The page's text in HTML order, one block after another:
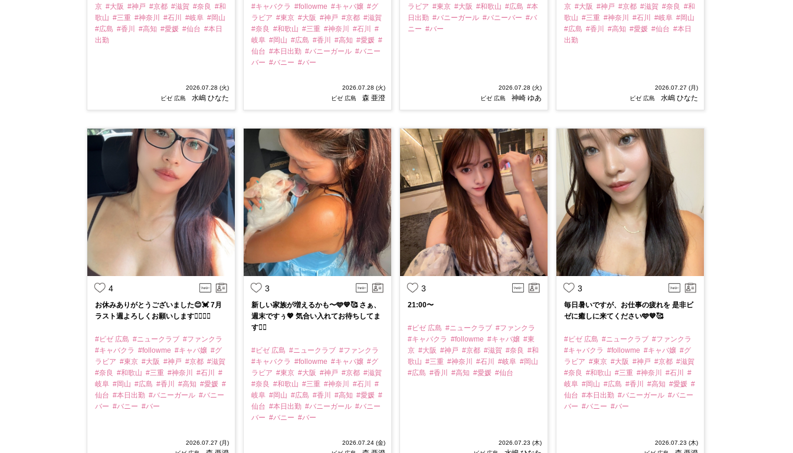
京 #大阪 #神戸 #京都 #滋賀 #奈良 #和
歌山 #三重 #神奈川 #石川 #岐阜 #岡山
#広島 #香川 #高知 #愛媛 #仙台 #本日
出勤
2026.07.28 (火)
ビゼ 広島
水嶋 ひなた
#キャバクラ #followme #キャバ嬢 #グ
ラビア #東京 #大阪 #神戸 #京都 #滋賀
#奈良 #和歌山 #三重 #神奈川 #石川
#
岐阜 #岡山 #広島 #香川 #高知 #愛媛 #
仙台 #本日出勤 #バニーガール #バニー
バー #バニー #バー
2026.07.28 (火)
ビゼ 広島
森 亜澄
ラビア #東京 #大阪 #和歌山 #広島 #本
日出勤 #バニーガール #バニーバー #バ
ニー #バー
2026.07.28 (火)
ビゼ 広島
神崎 ゆあ
京 #大阪 #神戸 #京都 #滋賀 #奈良 #和
歌山 #三重 #神奈川 #石川 #岐阜 #岡山
#広島 #香川 #高知 #愛媛 #仙台 #本日
出勤
2026.07.27 (月)
ビゼ 広島
水嶋 ひなた
4
お休みありがとうございました😊💓 7月
ラスト週よろしくお願いします🙇‍♀️❤️‍🔥
#ビゼ 広島 #ニュークラブ #ファンクラ
#キャバクラ #followme #キャバ嬢 #グ
ラビア #東京 #大阪 #神戸 #京都 #滋賀
#奈良 #和歌山 #三重 #神奈川 #石川
#
岐阜 #岡山 #広島 #香川 #高知 #愛媛 #
仙台 #本日出勤 #バニーガール #バニー
バー #バニー #バー
2026.07.27 (月)
3
新しい家族が増えるかも〜🩵💙🥰 さぁ、
週末ですぅ💖 気合い入れてお待ちしてま
す❤️‍🔥
#ビゼ 広島 #ニュークラブ #ファンクラ
#キャバクラ #followme #キャバ嬢 #グ
ラビア #東京 #大阪 #神戸 #京都 #滋賀
#奈良 #和歌山 #三重 #神奈川 #石川
#
岐阜 #岡山 #広島 #香川 #高知 #愛媛 #
仙台 #本日出勤 #バニーガール #バニー
バー #バニー #バー
2026.07.24 (金)
3
21:00〜
#ビゼ 広島 #ニュークラブ #ファンクラ
#キャバクラ #followme #キャバ嬢 #東
京 #大阪 #神戸 #京都 #滋賀 #奈良 #和
歌山 #三重 #神奈川 #石川 #岐阜 #岡山
#広島 #香川 #高知 #愛媛 #仙台
2026.07.23 (木)
3
毎日暑いですが、お仕事の疲れを 是非ビ
ゼに癒しに来てください🩵💙🥰
#ビゼ 広島 #ニュークラブ #ファンクラ
#キャバクラ #followme #キャバ嬢 #グ
ラビア #東京 #大阪 #神戸 #京都 #滋賀
#奈良 #和歌山 #三重 #神奈川 #石川
#
岐阜 #岡山 #広島 #香川 #高知 #愛媛 #
仙台 #本日出勤 #バニーガール #バニー
バー #バニー #バー
2026.07.23 (木)